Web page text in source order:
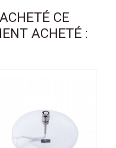
CE
ACHETÉ :